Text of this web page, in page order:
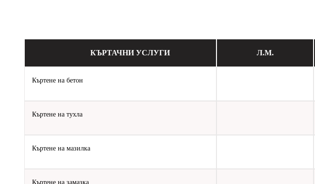
КЪРТАЧНИ УСЛУГИ Л.М.
Къртене на бетон
Къртене на тухла
Къртене на мазилка
Къртене на замазка